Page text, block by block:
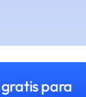
para